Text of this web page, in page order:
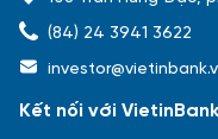
(84) 24 3941 3622
Kết nối với VietinBank